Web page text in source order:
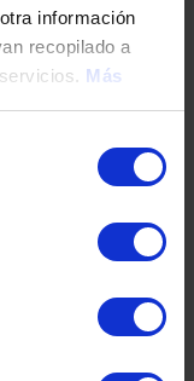
información
recopilado a
Más
modell för
tagit bort mer än